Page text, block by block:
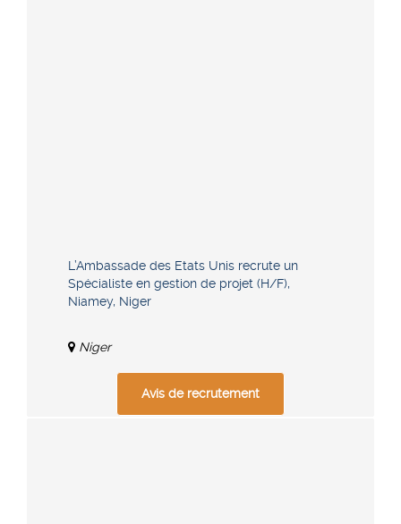
L’Ambassade des Etats Unis recrute un
Spécialiste en gestion de projet (H/F),
Niamey, Niger
Niger
Avis de recrutement